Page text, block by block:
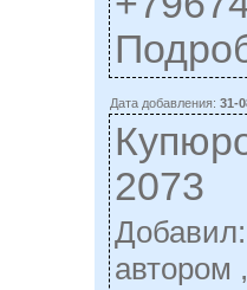
Дата добавления:31-
2073
автором